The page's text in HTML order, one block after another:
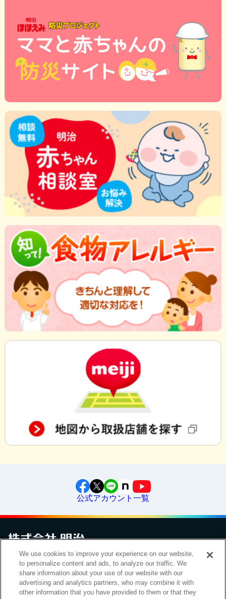
公式アカウント一覧
お問い合わせ サイトマップ個人情報保護について電子公告
アクセシビリティへの対応方針ご利用規約明治グループのDX
Cookie Settings
We use cookies to improve your experience on our website,
to personalize content and ads, to analyze our traffic. We
share information about your use of our website with our
advertising and analytics partners, who may combine it with
other information that you have provided to them or that they